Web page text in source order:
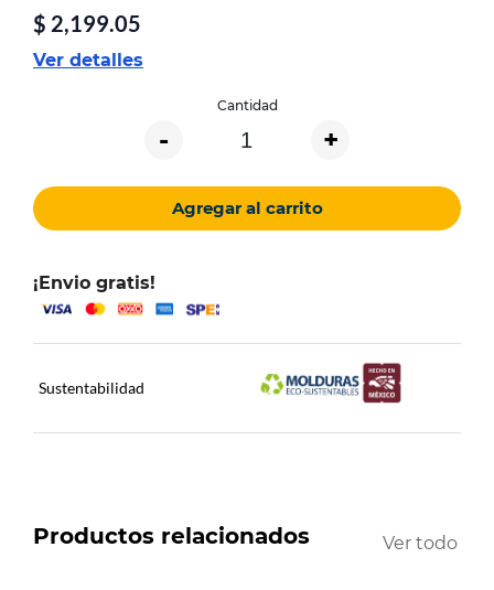
$ 2,199.05
Ver detalles
Cantidad
- +
Agregar al carrito
¡Envio gratis!
Sustentabilidad
Productos relacionados Ver todo